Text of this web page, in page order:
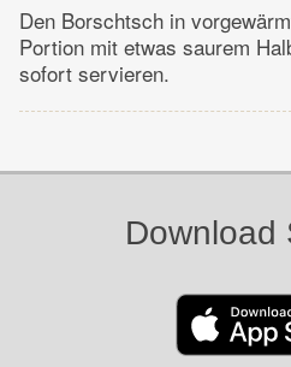
Den Borschtsch in
Portion mit etwas saurem
sofort servieren.
Download